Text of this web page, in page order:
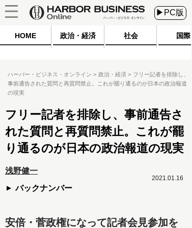
▶PC版
HOME 政治・経済 社会 国際
ハーバー・ビジネス・オンライン 政治・経済
フリー記者を排除し、
事前通告された質問と再質問禁止。これが罷り通るのが日本の政治報道
の現実
フリー記者を排除し、事前通告さ
れた質問と再質問禁止。これが罷
り通るのが日本の政治報道の現実
浅野健一
バックナンバー
2021.01.16
安倍・菅政権になって記者会見参加を